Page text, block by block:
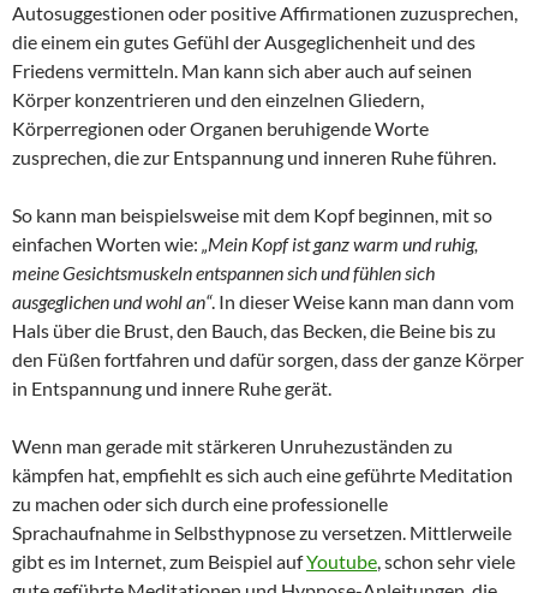
Autosuggestionen oder positive Affirmationen zuzusprechen,
die einem ein gutes Gefühl der Ausgeglichenheit und des
Friedens vermitteln. Man kann sich aber auch auf seinen
Körper konzentrieren und den einzelnen Gliedern,
Körperregionen oder Organen beruhigende Worte
zusprechen, die zur Entspannung und inneren Ruhe führen.
So kann man beispielsweise mit dem Kopf beginnen, mit so
einfachen Worten wie: „Mein Kopf ist ganz warm und ruhig,
meine Gesichtsmuskeln entspannen sich und fühlen sich
ausgeglichen und wohl an“. In dieser Weise kann man dann vom
Hals über die Brust, den Bauch, das Becken, die Beine bis zu
den Füßen fortfahren und dafür sorgen, dass der ganze Körper
in Entspannung und innere Ruhe gerät.
Wenn man gerade mit stärkeren Unruhezuständen zu
kämpfen hat, empfiehlt es sich auch eine geführte Meditation
zu machen oder sich durch eine professionelle
Sprachaufnahme in Selbsthypnose zu versetzen. Mittlerweile
gibt es im Internet, zum Beispiel aufYoutube, schon sehr viele